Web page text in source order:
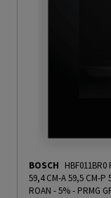
BOSCH HBF011BR0
59,4 CM-A 59,5 CM-P 54,8
ROAN - 5%- PRMG